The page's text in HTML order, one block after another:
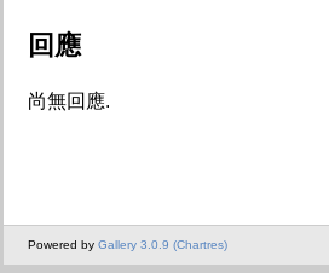
回應
尚無回應.
Powered by Gallery 3.0.9 (Chartres)